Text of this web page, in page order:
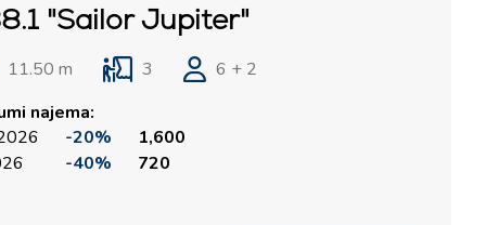
"Sailor Jupiter"
11.50 m 3
6 + 2
najema:
-20%
1,600
-40% 720